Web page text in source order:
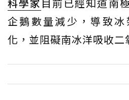
企鵝數量減少，導致
化，並阻礙南冰洋吸收二